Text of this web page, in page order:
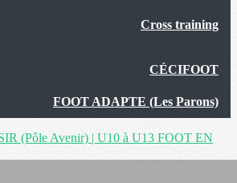
Cross training
CÉCIFOOT
FOOT ADAPTE (Les Parons)
(Pôle Avenir) | U10 à U13 FOOT EN